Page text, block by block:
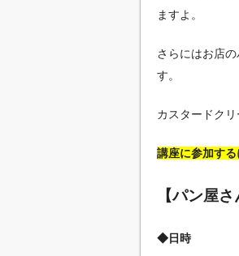
ますよ。
さらにはお店
す。
カスタードク
講座に参加する
【パン屋
◆日時